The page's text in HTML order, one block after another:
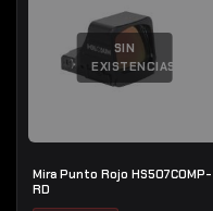
SIN
EXISTENCIAS
Mira Punto Rojo HS507COMP-
RD